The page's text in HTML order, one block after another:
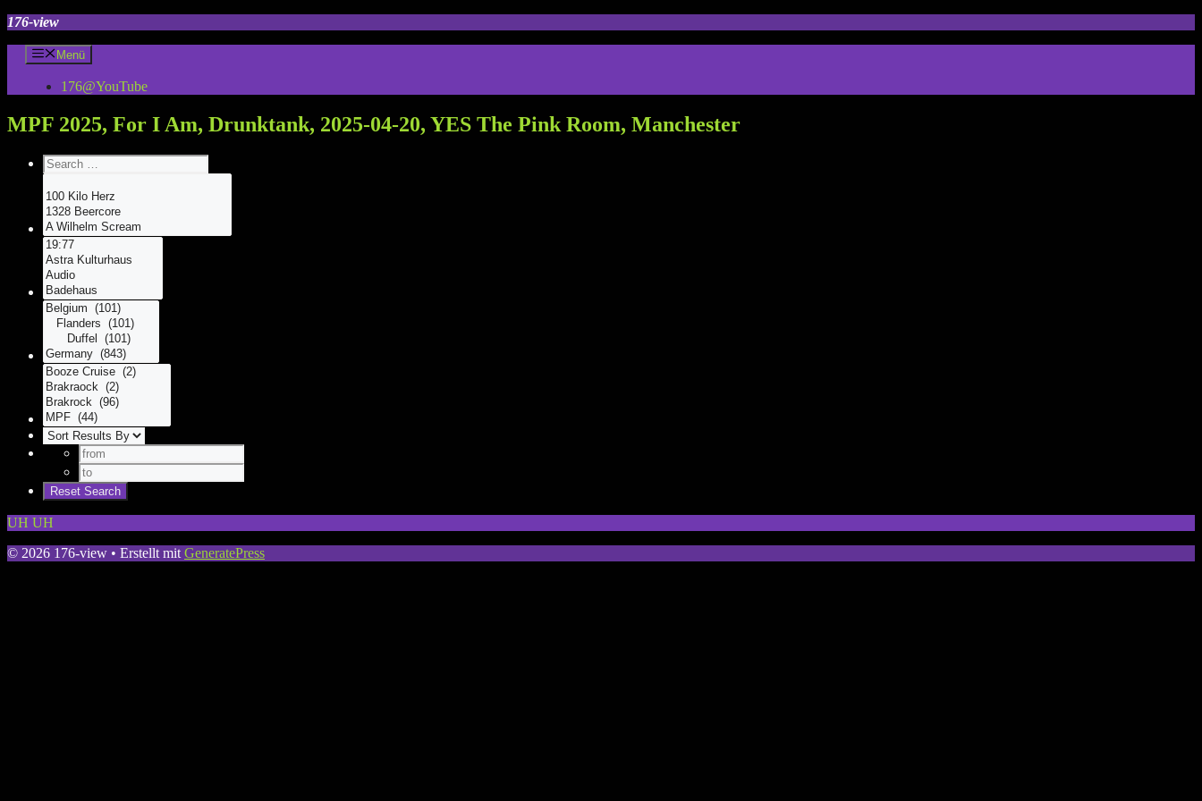
Zum
springen
176-view
Menü
176@YouTube
MPF 2025, For I Am, Drunktank, 2025-04-20, YES The Pink Room, Manchester
UH UH
© 2026 176-view • Erstellt mit GeneratePress